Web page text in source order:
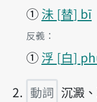
① 沬 替 bī
第1項釋義的
反義：
① 浮 白
動詞 沉澱